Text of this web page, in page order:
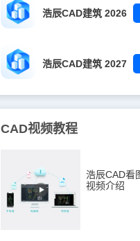
浩辰CAD建筑 2026
浩辰CAD建筑 2027
CAD视频教程
浩辰CAD看
视频介绍